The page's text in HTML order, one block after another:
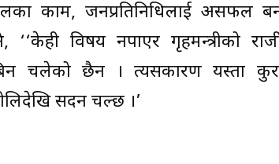
काम, जनप्रतिनिधिलाई असफल
विषय नपाएर गृहमन्त्रीको
चलेको छैन । त्यसकारण यस्ता
सदन चल्छ ।’